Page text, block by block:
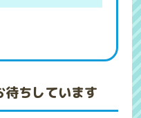
待ちしています